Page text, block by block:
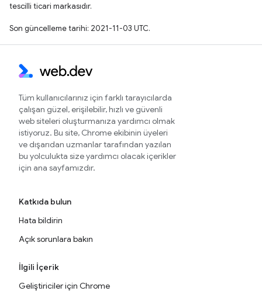
tescilli ticari markasıdır.
Son güncelleme tarihi: 2021-11-03 UTC.
Tüm kullanıcılarınız için farklı tarayıcılarda
çalışan güzel, erişilebilir, hızlı ve güvenli
web siteleri oluşturmanıza yardımcı olmak
istiyoruz. Bu site, Chrome ekibinin üyeleri
ve dışarıdan uzmanlar tarafından yazılan
bu yolculukta size yardımcı olacak içerikler
için ana sayfamızdır.
Katkıda bulun
Hata bildirin
Açık sorunlara bakın
İlgili İçerik
Geliştiriciler için Chrome